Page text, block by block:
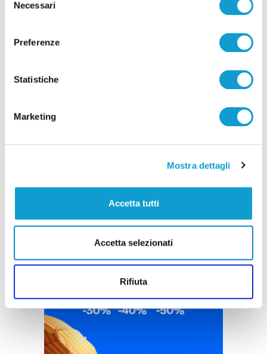
delNecessari
Preferenze
Statistiche
Marketing
Mostra dettagli
Accetta tutti
Accetta selezionati
Rifiuta